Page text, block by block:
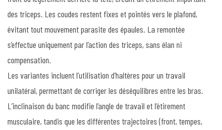
des triceps. Les coudes restent fixes et pointés vers le plafond,
évitant tout mouvement parasite des épaules. La remontée
s’effectue uniquement par l’action des triceps, sans élan ni
compensation.
Les variantes incluent l’utilisation d’haltères pour un travail
unilatéral, permettant de corriger les déséquilibres entre les bras.
L’inclinaison du banc modifie l’angle de travail et l’étirement
musculaire, tandis que les différentes trajectoires (front, tempes,